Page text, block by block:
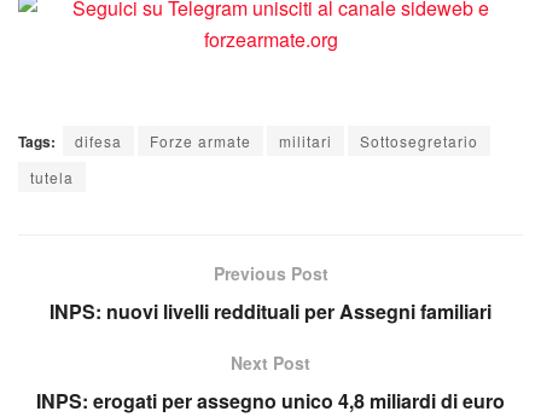
Tags: difesa Forze armate militari
Sottosegretario
tutela
Previous Post
INPS: nuovi livelli reddituali per Assegni familiari
Next Post
INPS: erogati per assegno unico 4,8 miliardi di euro